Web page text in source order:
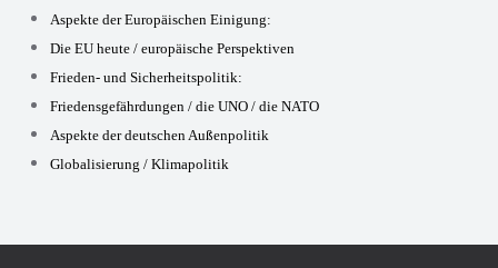
Aspekte der Europäischen Einigung:
Die EU heute / europäische Perspektiven
Frieden- und Sicherheitspolitik:
Friedensgefährdungen / die UNO / die NATO
Aspekte der deutschen Außenpolitik
Globalisierung / Klimapolitik